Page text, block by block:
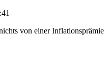
von einer Inflationsprämie